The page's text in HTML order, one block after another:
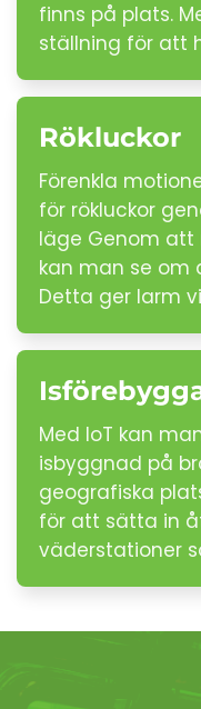
finns på plats.
ställning för att
Rökluckor
Förenkla
för rökluckor
läge Genom att
kan man se om
Detta ger larm
Med IoT kan
isbyggnad på
geografiska
för att sätta in
väderstationer